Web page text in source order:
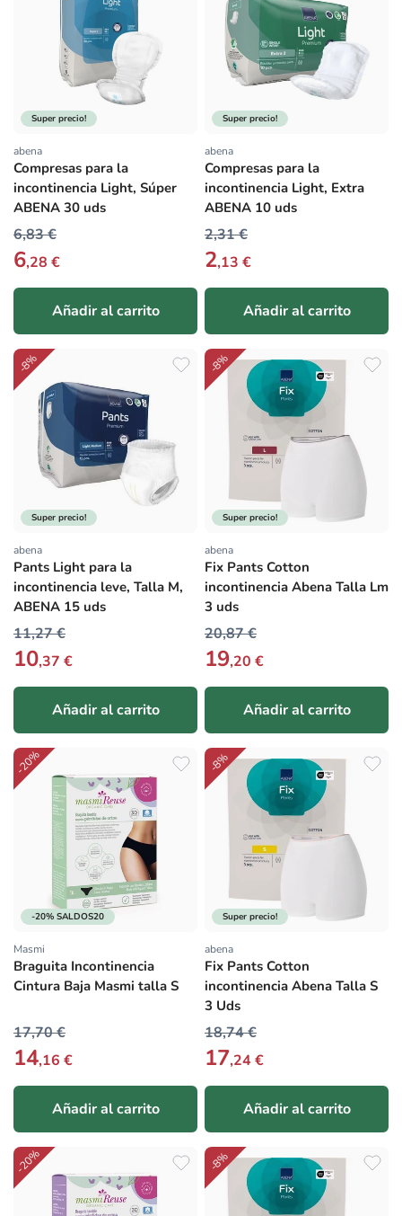
Super precio!
Proveedor:
abena
Compresas para la
incontinencia Light, Súper
ABENA 30 uds
6,83 €
6,28 €
Añadir al carrito
Super precio!
Proveedor:
abena
Compresas para la
incontinencia Light, Extra
ABENA 10 uds
2,31 €
2,13 €
Añadir al carrito
-8%
Super precio!
Proveedor:
abena
Pants Light para la
incontinencia leve, Talla M,
ABENA 15 uds
11,27 €
10,37 €
Añadir al carrito
-8%
Super precio!
Proveedor:
abena
Fix Pants Cotton
incontinencia Abena Talla Lm
3 uds
20,87 €
19,20 €
Añadir al carrito
-20%
-20% SALDOS20
Proveedor:
Masmi
Braguita Incontinencia
Cintura Baja Masmi talla S
17,70 €
14,16 €
Añadir al carrito
-8%
Super precio!
Proveedor:
abena
Fix Pants Cotton
incontinencia Abena Talla S
3 Uds
18,74 €
17,24 €
Añadir al carrito
-20% -8%